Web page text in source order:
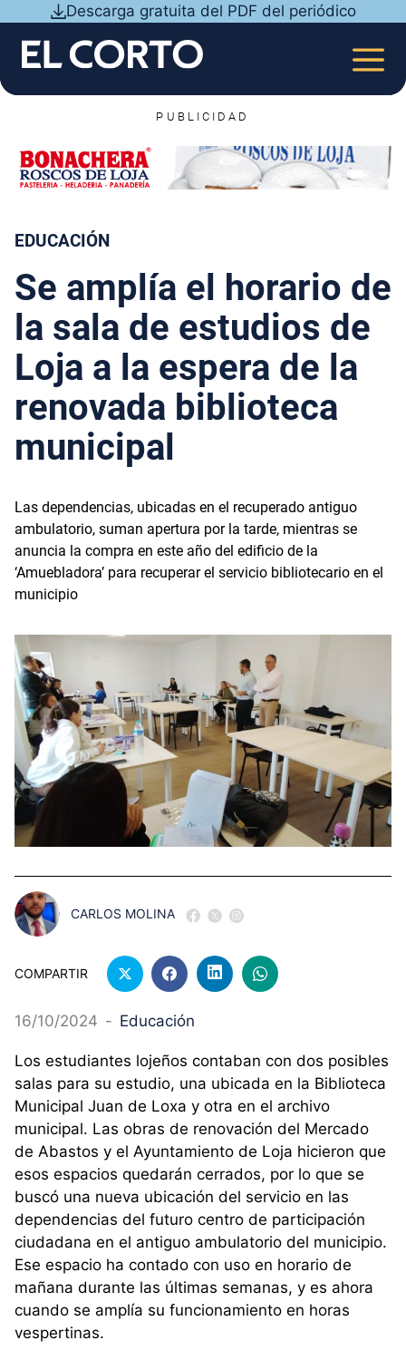
contenido
Descarga gratuita del PDF del periódico
PUBLICIDAD
EDUCACIÓN
Se amplía el horario de
la sala de estudios de
Loja a la espera de la
renovada biblioteca
municipal
Las dependencias, ubicadas en el recuperado antiguo
ambulatorio, suman apertura por la tarde, mientras se
anuncia la compra en este año del edificio de la
‘Amuebladora’ para recuperar el servicio bibliotecario en el
municipio
CARLOS MOLINA
COMPARTIR
16/10/2024 - Educación
Los estudiantes lojeños contaban con dos posibles
salas para su estudio, una ubicada en la Biblioteca
Municipal Juan de Loxa y otra en el archivo
municipal. Las obras de renovación del Mercado
de Abastos y el Ayuntamiento de Loja hicieron que
esos espacios quedarán cerrados, por lo que se
buscó una nueva ubicación del servicio en las
dependencias del futuro centro de participación
ciudadana en el antiguo ambulatorio del municipio.
Ese espacio ha contado con uso en horario de
mañana durante las últimas semanas, y es ahora
cuando se amplía su funcionamiento en horas
vespertinas.